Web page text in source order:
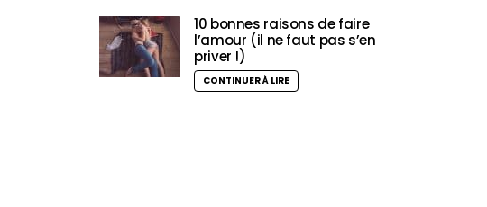
10 bonnes raisons de faire
l’amour (il ne faut pas s’en
priver !)
CONTINUER À LIRE